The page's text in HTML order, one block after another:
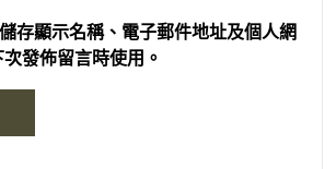
存顯示名稱、電子郵件地址及個人網
發佈留言時使用。